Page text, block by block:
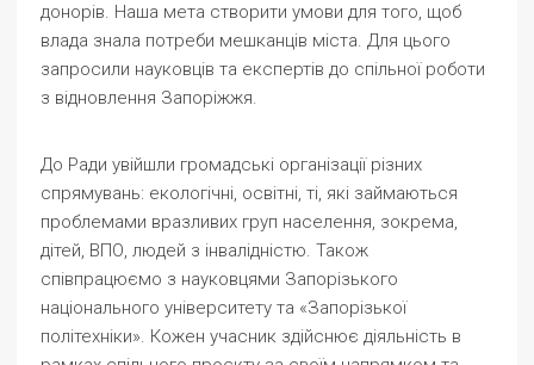
донорів. Наша мета створити умови для того, щоб
влада знала потреби мешканців міста. Для цього
запросили науковців та експертів до спільної роботи
з відновлення Запоріжжя.
До Ради увійшли громадські організації різних
спрямувань: екологічні, освітні, ті, які займаються
проблемами вразливих груп населення, зокрема,
дітей, ВПО, людей з інвалідністю. Також
співпрацюємо з науковцями Запорізького
національного університету та «Запорізької
політехніки». Кожен учасник здійснює діяльність в